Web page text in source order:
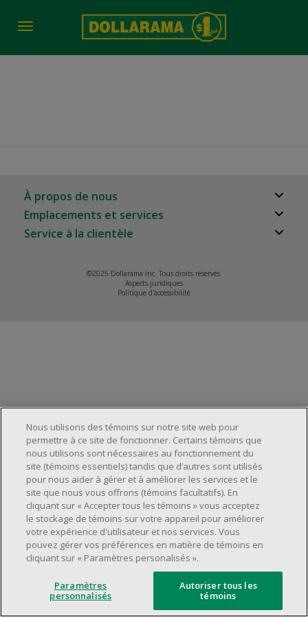
Toggle
À propos de nous
À propos
Emplacements et services
Localisateur de magasins
Partenaires immobiliers
Service à la clientèle
©2025 Dollarama Inc. Tous droits réservés.
Aspects juridiques
Politique d'accessibilité
Nous utilisons des témoins sur notre site web pour
permettre à ce site de fonctionner. Certains témoins que
nous utilisons sont nécessaires au fonctionnement du
site (témoins essentiels) tandis que d’autres sont utilisés
pour nous aider à gérer et à améliorer les services et le
site que nous vous offrons (témoins facultatifs). En
cliquant sur « Accepter tous les témoins » vous acceptez
le stockage de témoins sur votre appareil pour améliorer
votre expérience d'utilisateur et nos services. Vous
pouvez gérer vos préférences en matière de témoins en
cliquant sur « Paramètres personalisés ».
Paramètres
personnalisés
Autoriser tous les
témoins